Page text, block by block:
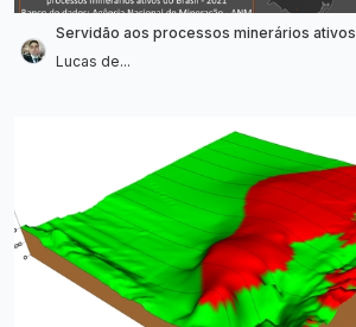
Servidão aos processos minerários ativos
Lucas de...